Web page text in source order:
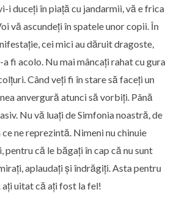
i duceți în piață cu jandarmii, vă e frica
vă ascundeți în spatele unor copii. În
cei mici au dăruit dragoste,
fi acolo. Nu mai mâncați rahat cu gura
Când veți fi în stare să faceți un
anvergură atunci să vorbiți. Până
Nu vă luați de Simfonia noastră, de
ne reprezintă. Nimeni nu chinuie
pentru că le băgați în cap că nu sunt
aplaudați și îndrăgiți. Asta pentru
uitat că ați fost la fel!